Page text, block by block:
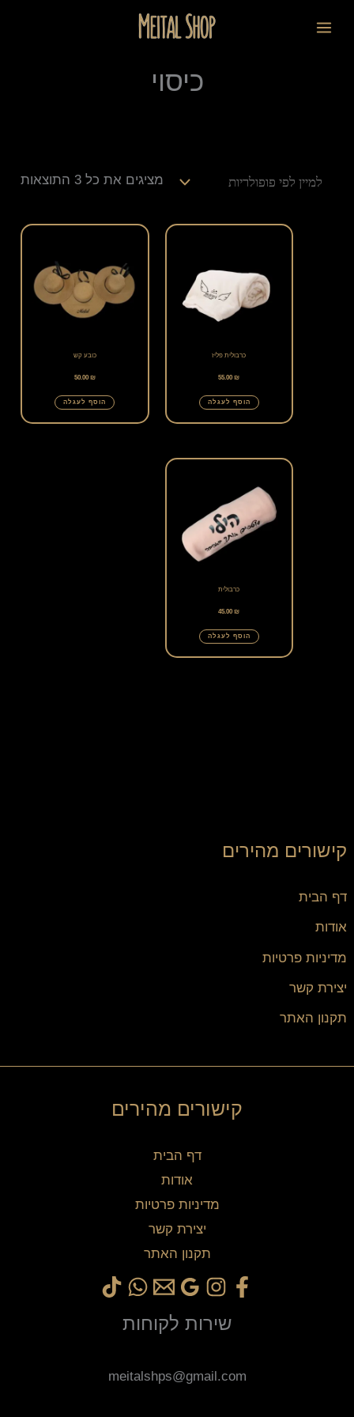
לתוכן
כיסוי
קישורים מהירים
דף הבית
אודות
מדיניות פרטיות
יצירת קשר
תקנון האתר
מציגים את כל ⁦3⁩ התוצאות
כרבולית פליז
55.00₪
הוסף לעגלה
כובע קש
50.00 ₪
הוסף לעגלה
כרבולית
45.00₪
הוסף לעגלה
קישורים מהירים
דף הבית
אודות
מדיניות פרטיות
יצירת קשר
תקנון האתר
שירות לקוחות
meitalshps@gmail.com